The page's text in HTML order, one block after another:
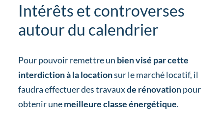
Intérêts et controverses
autour du calendrier
Pour pouvoir remettre un bien visé par cette
interdiction à la locationsur le marché locatif, il
faudra effectuer des travauxde rénovationpour
obtenir unemeilleure classe énergétique.